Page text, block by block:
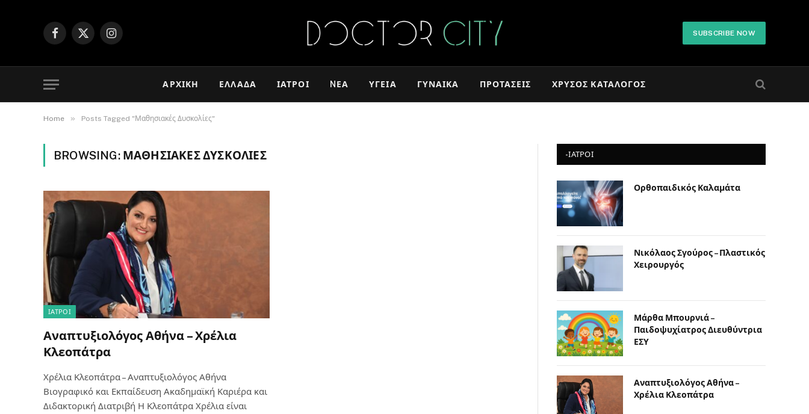
Facebook
X
Instagram
SUBSCRIBE NOW
ΑΡΧΙΚΉ ΕΛΛΆΔΑ ΙΑΤΡΟΊ NΈΑ ΥΓΕΊΑ ΓΥΝΑΊΚΑ ΠΡΟΤΆΣΕΙΣ ΧΡΥΣΌΣ ΚΑΤΆΛΟΓΟΣ
Home » Posts Tagged "Μαθησιακές Δυσκολίες"
BROWSING: ΜΑΘΗΣΙΑΚΈΣ ΔΥΣΚΟΛΊΕΣ
ΙΑΤΡΟΊ
Αναπτυξιολόγος Αθήνα – Χρέλια
Κλεοπάτρα
Χρέλια Κλεοπάτρα – Αναπτυξιολόγος Αθήνα
Βιογραφικό και Εκπαίδευση Ακαδημαϊκή Καριέρα και
Διδακτορική Διατριβή Η Κλεοπάτρα Χρέλια είναι
-ΙΑΤΡΟΙ
Ορθοπαιδικός Καλαμάτα
Νικόλαος Σγούρος – Πλαστικός
Χειρουργός
Μάρθα Μπουρνιά –
Παιδοψυχίατρος Διευθύντρια
ΕΣΥ
Αναπτυξιολόγος Αθήνα –
Χρέλια Κλεοπάτρα